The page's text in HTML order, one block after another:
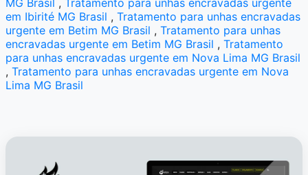
em Ibirité MG Brasil ,Tratamento para unhas encravadas
urgente em Betim MG Brasil ,Tratamento para unhas
encravadas urgente em Betim MG Brasil ,Tratamento
para unhas encravadas urgente em Nova Lima MG Brasil
,Tratamento para unhas encravadas urgente em Nova
Lima MG Brasil